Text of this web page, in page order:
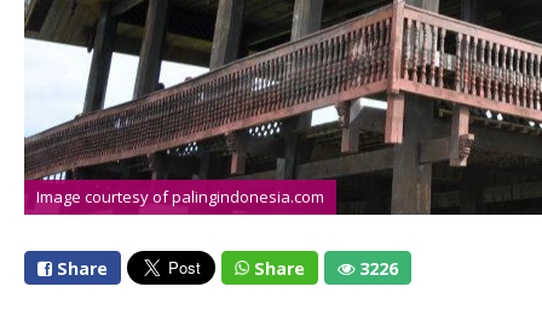
Image courtesy of palingindonesia.com
Share Share 3226